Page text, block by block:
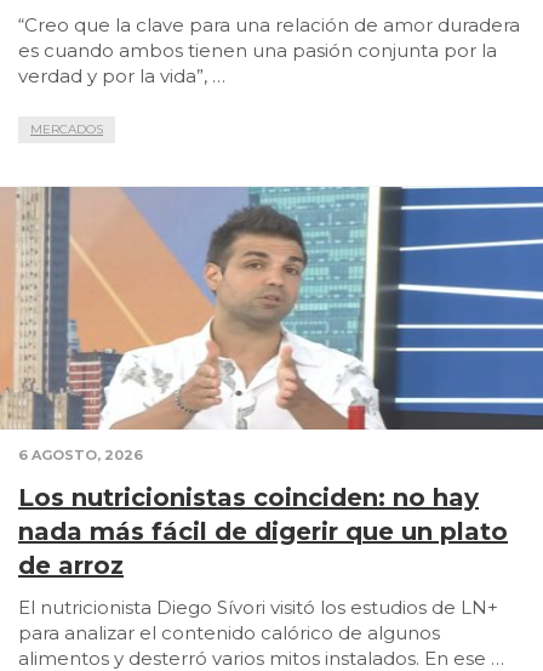
Mónaco
“Creo que la clave para una relación de amor duradera
es cuando ambos tienen una pasión conjunta por la
verdad y por la vida”, …
MERCADOS
6 AGOSTO, 2026
Los nutricionistas coinciden: no hay
nada más fácil de digerir que un plato
de arroz
El nutricionista Diego Sívori visitó los estudios de LN+
para analizar el contenido calórico de algunos
alimentos y desterró varios mitos instalados. En ese …